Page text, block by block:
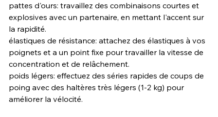
pattes d'ours: travaillez des combinaisons courtes et
explosives avec un partenaire, en mettant l'accent sur
la rapidité.
élastiques de résistance: attachez des élastiques à vos
poignets et a un point fixe pour travailler la vitesse de
concentration et de relâchement.
poids légers: effectuez des séries rapides de coups de
poing avec des haltères très légers (1-2 kg) pour
améliorer la vélocité.